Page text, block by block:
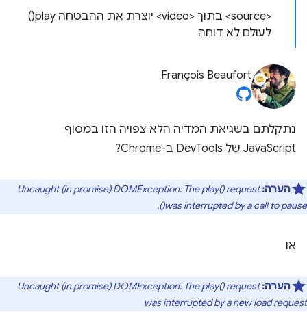
<source> בתוך <video> יוצרת את ההבטחה play()
לעולם לא דוחה
François Beaufort
נתקלתם בשגיאת המדיה הלא צפויה הזו במסוף
JavaScript של DevTools ב-Chrome?
הערה: Uncaught (in promise) DOMException: The play() request
was interrupted by a call to pause().
או
הערה: Uncaught (in promise) DOMException: The play() request
was interrupted by a new load request